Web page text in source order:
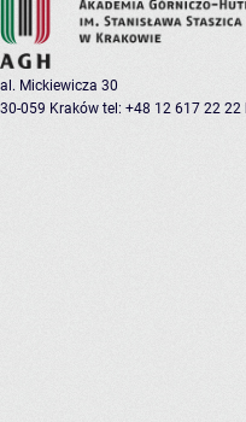
al. Mickiewicza 30
30-059 Kraków tel: +48 12 617 22 22